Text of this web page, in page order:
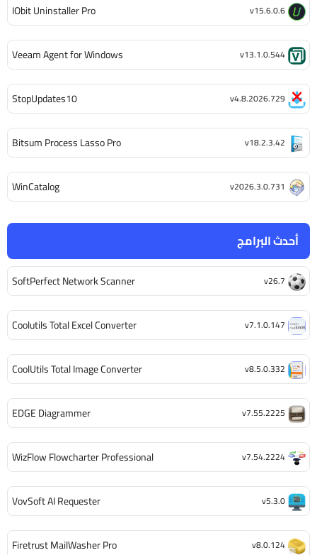
أحدث البرامج
SoftPerfect Network Scanner v26.7
Coolutils Total Excel Converter v7.1.0.147
CoolUtils Total Image Converter v8.5.0.332
EDGE Diagrammer v7.55.2225
WizFlow Flowcharter Professional v7.54.2224
VovSoft AI Requester v5.3.0
Firetrust MailWasher Pro v8.0.124
IObit Uninstaller Pro v15.6.0.6
Veeam Agent for Windows v13.1.0.544
StopUpdates10 v4.8.2026.729
Bitsum Process Lasso Pro v18.2.3.42
WinCatalog v2026.3.0.731